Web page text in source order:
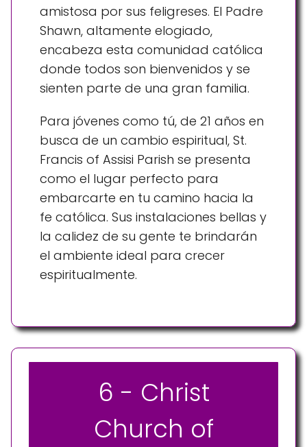
amistosa por sus feligreses. El Padre
Shawn, altamente elogiado,
encabeza esta comunidad católica
donde todos son bienvenidos y se
sienten parte de una gran familia.
Para jóvenes como tú, de 21 años en
busca de un cambio espiritual, St.
Francis of Assisi Parish se presenta
como el lugar perfecto para
embarcarte en tu camino hacia la
fe católica. Sus instalaciones bellas y
la calidez de su gente te brindarán
el ambiente ideal para crecer
espiritualmente.
6 - Christ
Church of